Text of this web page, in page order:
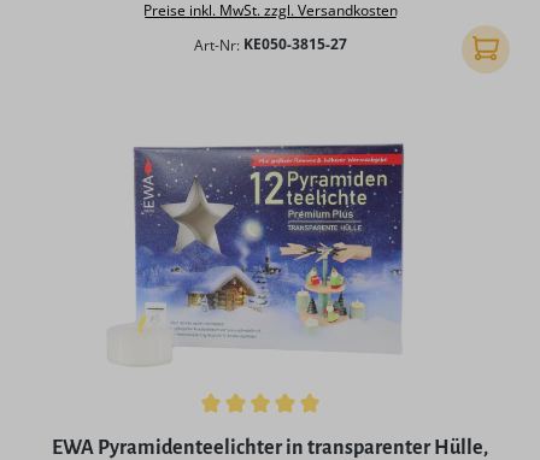
Preise inkl. MwSt. zzgl. Versandkosten
Art-Nr: KE050-3815-27 In den
Durchschnittliche Bewertung von 5 von 5 Sternen
EWA Pyramidenteelichter in transparenter Hülle,